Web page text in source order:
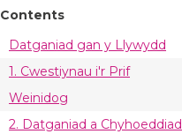
Contents
Datganiad gan y Llywydd
1. Cwestiynau i'r Prif
Weinidog
2. Datganiad a Chyhoeddiad